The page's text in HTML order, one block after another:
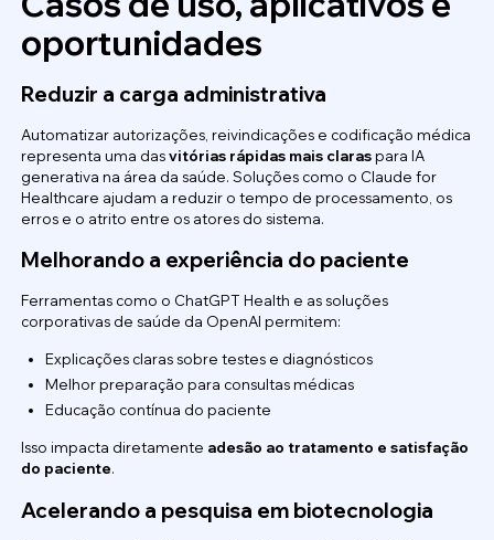
oportunidades
Reduzir a carga administrativa
Automatizar autorizações, reivindicações e codificação médica
representa uma dasvitórias rápidas mais claraspara IA
generativa na área da saúde. Soluções como o Claude for
Healthcare ajudam a reduzir o tempo de processamento, os
erros e o atrito entre os atores do sistema.
Melhorando a experiência do paciente
Ferramentas como o ChatGPT Health e as soluções
corporativas de saúde da OpenAI permitem:
Explicações claras sobre testes e diagnósticos
Melhor preparação para consultas médicas
Educação contínua do paciente
Isso impacta diretamente adesão ao tratamento e satisfação
do paciente.
Acelerando a pesquisa em biotecnologia